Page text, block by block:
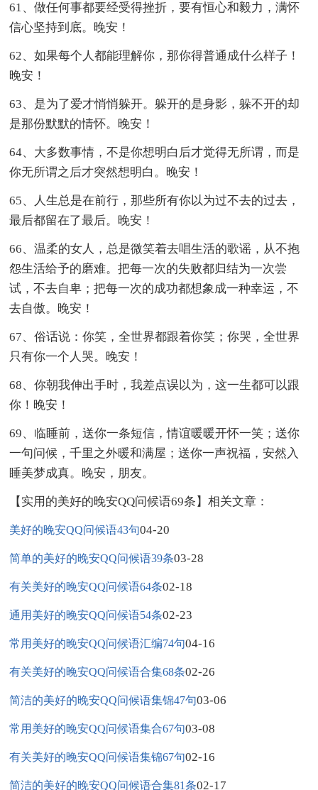
61、做任何事都要经受得挫折，要有恒心和毅力，满怀
信心坚持到底。晚安！
62、如果每个人都能理解你，那你得普通成什么样子！
晚安！
63、是为了爱才悄悄躲开。躲开的是身影，躲不开的却
是那份默默的情怀。晚安！
64、大多数事情，不是你想明白后才觉得无所谓，而是
你无所谓之后才突然想明白。晚安！
65、人生总是在前行，那些所有你以为过不去的过去，
最后都留在了最后。晚安！
66、温柔的女人，总是微笑着去唱生活的歌谣，从不抱
怨生活给予的磨难。把每一次的失败都归结为一次尝
试，不去自卑；把每一次的成功都想象成一种幸运，不
去自傲。晚安！
67、俗话说：你笑，全世界都跟着你笑；你哭，全世界
只有你一个人哭。晚安！
68、你朝我伸出手时，我差点误以为，这一生都可以跟
你！晚安！
69、临睡前，送你一条短信，情谊暖暖开怀一笑；送你
一句问候，千里之外暖和满屋；送你一声祝福，安然入
睡美梦成真。晚安，朋友。
【实用的美好的晚安QQ问候语69条】相关文章：
美好的晚安QQ问候语43句04-20
简单的美好的晚安QQ问候语39条03-28
有关美好的晚安QQ问候语64条02-18
通用美好的晚安QQ问候语54条02-23
常用美好的晚安QQ问候语汇编74句04-16
有关美好的晚安QQ问候语合集68条02-26
简洁的美好的晚安QQ问候语集锦47句03-06
常用美好的晚安QQ问候语集合67句03-08
有关美好的晚安QQ问候语集锦67句02-16
简洁的美好的晚安QQ问候语合集81条02-17